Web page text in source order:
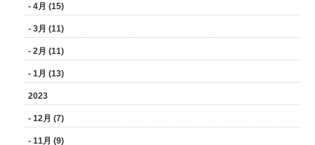
- 4月 (15)
- 3月 (11)
- 2月 (11)
- 1月 (13)
2023
- 12月 (7)
- 11月 (9)